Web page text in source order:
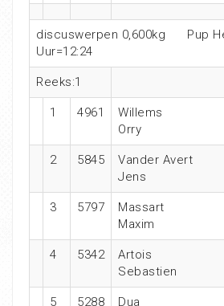
discuswerpen 0,600kg
Pup
Uur=12:24
Reeks:1
1 4961
Willems
Orry
2 5845
Vander Avert
Jens
3 5797
Massart
Maxim
4 5342
Artois
Sebastien
5 5288
Dua